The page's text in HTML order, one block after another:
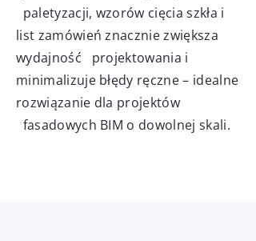
paletyzacji, wzorów cięcia szkła i
list zamówień znacznie zwiększa
wydajność projektowania i
minimalizuje błędy ręczne – idealne
rozwiązanie dla projektów
fasadowych BIM o dowolnej skali.